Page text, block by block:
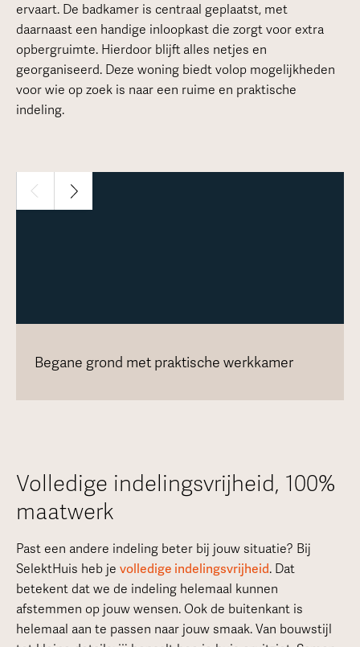
ervaart. De badkamer is centraal geplaatst, met
daarnaast een handige inloopkast die zorgt voor extra
opbergruimte. Hierdoor blijft alles netjes en
georganiseerd. Deze woning biedt volop mogelijkheden
voor wie op zoek is naar een ruime en praktische
indeling.
Begane grond met praktische werkkamer
Volledige indelingsvrijheid, 100%
maatwerk
Past een andere indeling beter bij jouw situatie? Bij
SelektHuis heb je volledige indelingsvrijheid. Dat
betekent dat we de indeling helemaal kunnen
afstemmen op jouw wensen. Ook de buitenkant is
helemaal aan te passen naar jouw smaak. Van bouwstijl